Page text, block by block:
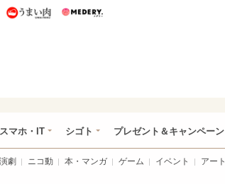
うまいパン うまい肉
スマホ・IT シゴト プレゼント＆キャンペーン
演劇 ニコ動 本・マンガ ゲーム イベント アート